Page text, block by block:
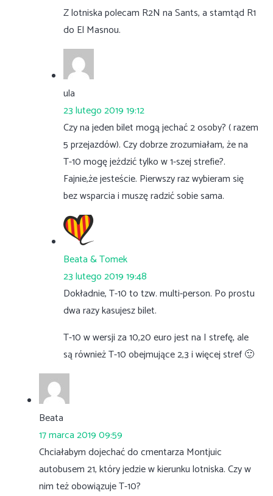
Z lotniska polecam R2N na Sants, a stamtąd R1
do El Masnou.
ula
23 lutego 2019 19:12
Czy na jeden bilet mogą jechać 2 osoby? ( razem
5 przejazdów). Czy dobrze zrozumiałam, że na
T-10 mogę jeżdzić tylko w 1-szej strefie?.
Fajnie,że jesteście. Pierwszy raz wybieram się
bez wsparcia i muszę radzić sobie sama.
Beata & Tomek
23 lutego 2019 19:48
Dokładnie, T-10 to tzw. multi-person. Po prostu
dwa razy kasujesz bilet.
T-10 w wersji za 10,20 euro jest na I strefę, ale
są również T-10 obejmujące 2,3 i więcej stref 🙂
Beata
17 marca 2019 09:59
Chciałabym dojechać do cmentarza Montjuic
autobusem 21, który jedzie w kierunku lotniska. Czy w
nim też obowiązuje T-10?